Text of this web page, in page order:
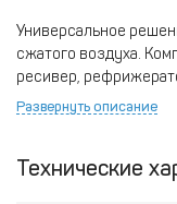
Универсальное
сжатого воздуха.
ресивер,
фильтра.
• Электрический
Развернуть описание
Технические